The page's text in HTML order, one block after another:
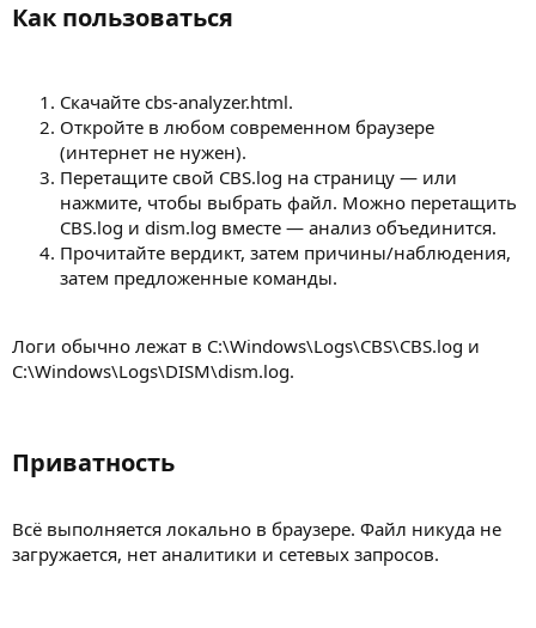
Как пользоваться​
Скачайте cbs-analyzer.html.
Откройте в любом современном браузере
(интернет не нужен).
Перетащите свой CBS.log на страницу — или
нажмите, чтобы выбрать файл. Можно перетащить
CBS.log и dism.log вместе — анализ объединится.
Прочитайте вердикт, затем причины/наблюдения,
затем предложенные команды.
Логи обычно лежат в C:\Windows\Logs\CBS\CBS.log и
C:\Windows\Logs\DISM\dism.log.
Приватность​
Всё выполняется локально в браузере. Файл никуда не
загружается, нет аналитики и сетевых запросов.